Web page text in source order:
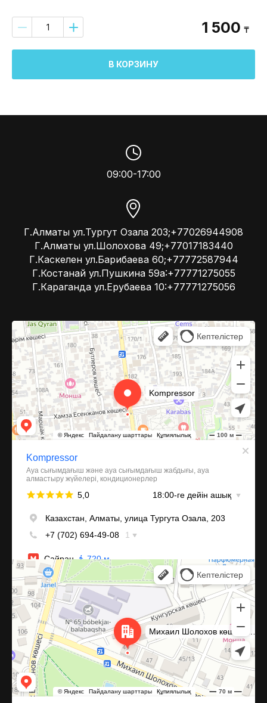
1 500 ₸
В КОРЗИНУ
09:00-17:00
Г.Алматы ул.Тургут Озала 203;+77026944908
Г.Алматы ул.Шолохова 49;+77017183440
Г.Каскелен ул.Барибаева 60;+77772587944
Г.Костанай ул.Пушкина 59а:+77771275055
Г.Караганда ул.Ерубаева 10:+77771275056
Kompressor
Компрессоры и компрессорное оборудование в Алматы
Системы вентиляции в Алматы
Алматы
Улица Михаила Шолохова, 49 — Яндекс Карты